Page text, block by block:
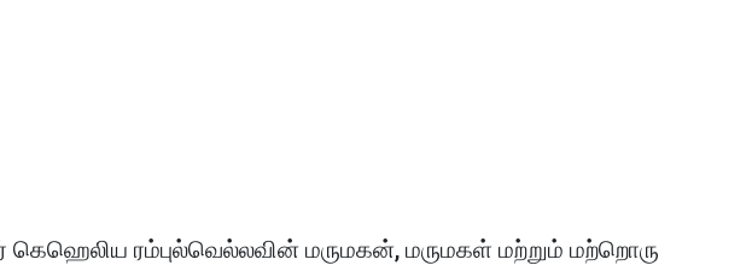
ரம்புல்வெல்லவின் மருமகன், மருமகள் மற்றும் மற்றொரு